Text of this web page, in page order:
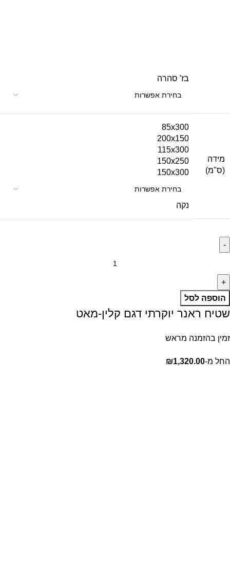
בז' סהרה
מידה
(ס"מ)
85x300
200x150
115x300
150x250
150x300
נקה
הוספה לסל
שטיח ראנר יוקרתי דגם קלין-מאט
זמין בהזמנה מראש
החל מ- ₪1,320.00